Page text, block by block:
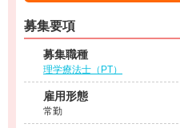
募集要項
募集職種
理学療法士（PT）
雇用形態
常勤